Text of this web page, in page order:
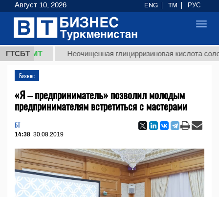
ГТСБТ
ТМТ Неочищенная глицирризиновая кислота
Бизнес
«Я – предприниматель» позволил молодым
предпринимателям встретиться с мастерами
БТ
14:38 30.08.2019
Август 10, 2026 ENG TM РУС